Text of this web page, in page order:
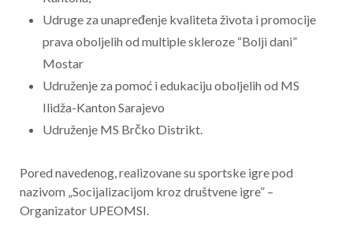
Udruge za unapređenje kvaliteta života i promocije
prava oboljelih od multiple skleroze “Bolji dani”
Mostar
Udruženje za pomoć i edukaciju oboljelih od MS
Ilidža-Kanton Sarajevo
Udruženje MS Brčko Distrikt.
Pored navedenog, realizovane su sportske igre pod
nazivom „Socijalizacijom kroz društvene igre” –
Organizator UPEOMSI.